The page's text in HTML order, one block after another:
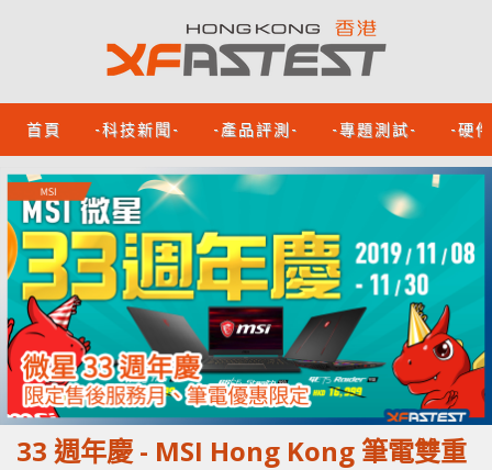
首頁 -科技新聞- -產品評測- -專題測試- -硬
33 週年慶 - MSI Hong Kong 筆電雙重